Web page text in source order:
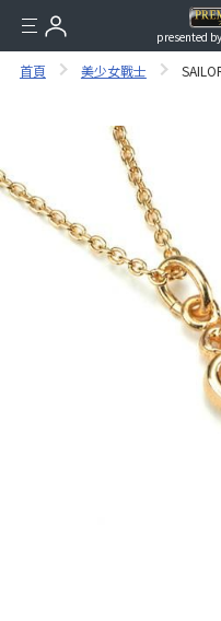
presented
首頁 美少女戰士